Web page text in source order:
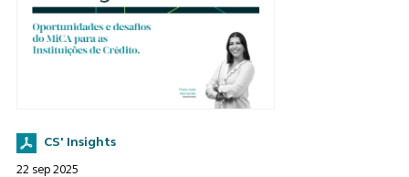
CS' Insights
22 sep 2025